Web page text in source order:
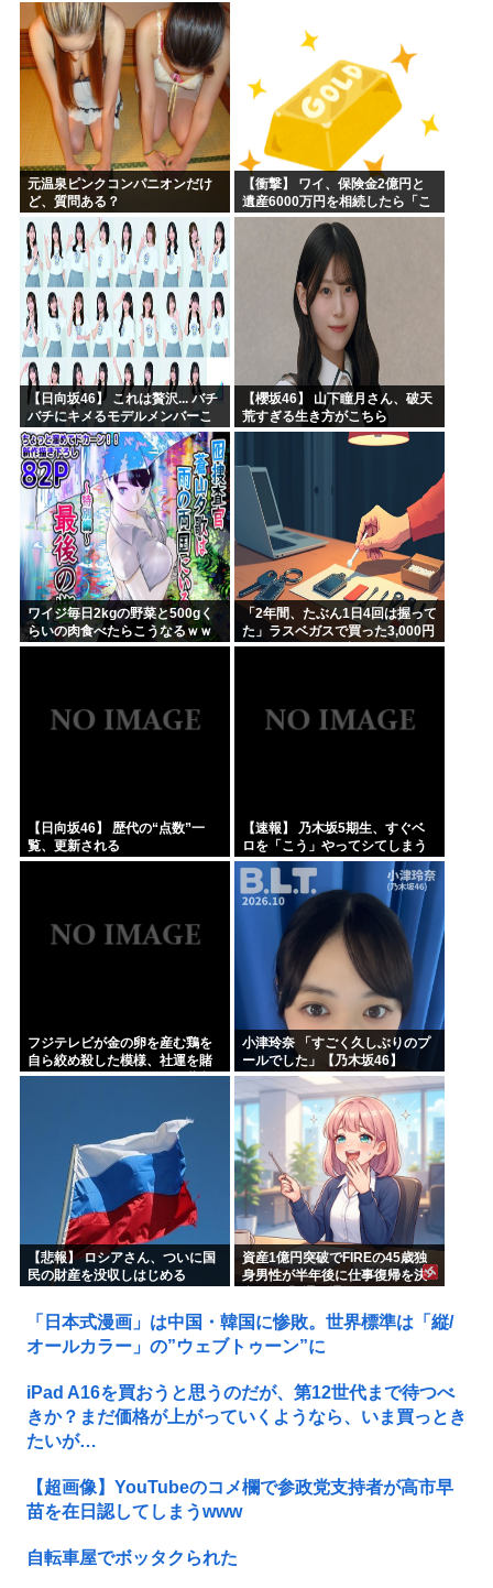
元温泉ピンクコンパニオンだけ
ど、質問ある？
【衝撃】 ワイ、保険金2億円と
遺産6000万円を相続したら「こ
う」なった・・・
【日向坂46】 これは贅沢... バチ
バチにキメるモデルメンバーこ
ちら
【櫻坂46】 山下瞳月さん、破天
荒すぎる生き方がこちら
ワイジ毎日2kgの野菜と500gく
らいの肉食べたらこうなるｗｗ
ｗ
「2年間、たぶん1日4回は握って
た」ラスベガスで買った3,000円
のキーホルダーを調べたら
【日向坂46】 歴代の“点数”一
覧、更新される
【速報】 乃木坂5期生、すぐベ
ロを「こう」やってシてしまう
ｗｗｗｗｗｗ
フジテレビが金の卵を産む鶏を
自ら絞め殺した模様、社運を賭
けたドル箱コンテンツが御蔵入
小津玲奈 「すごく久しぶりのプ
ールでした」【乃木坂46】
【悲報】 ロシアさん、ついに国
民の財産を没収しはじめる
資産1億円突破でFIREの45歳独
身男性が半年後に仕事復帰を決
「日本式漫画」は中国・韓国に惨敗。世界標準は「縦/
オールカラー」の”ウェブトゥーン”に
iPad A16を買おうと思うのだが、第12世代まで待つべ
きか？まだ価格が上がっていくようなら、いま買っとき
たいが…
【超画像】YouTubeのコメ欄で参政党支持者が高市早
苗を在日認してしまうwww
自転車屋でボッタクられた